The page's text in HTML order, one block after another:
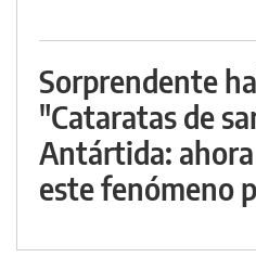
Sorprendente
"Cataratas de
Antártida: ahora
este fenómeno